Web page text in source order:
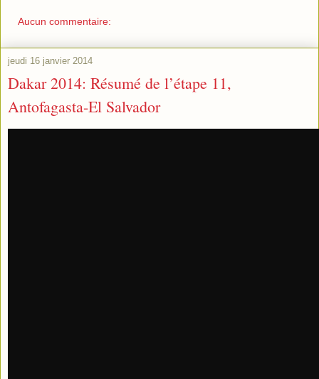
Aucun commentaire:
jeudi 16 janvier 2014
Dakar 2014: Résumé de l’étape 11,
Antofagasta-El Salvador